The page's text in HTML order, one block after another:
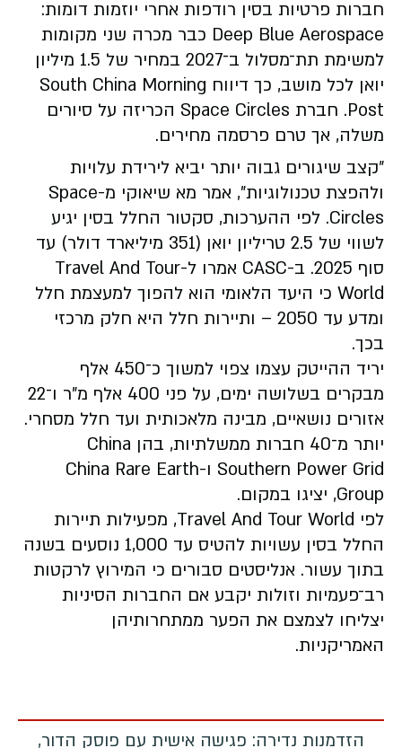
חברות פרטיות בסין רודפות אחרי יוזמות דומות:
Deep Blue Aerospace כבר מכרה שני מקומות
למשימת תת־מסלול ב־2027 במחיר של 1.5 מיליון
יואן לכל מושב, כך דיווח South China Morning
Post. חברת Space Circles הכריזה על סיורים
משלה, אך טרם פרסמה מחירים.
״קצב שיגורים גבוה יותר יביא לירידת עלויות
ולהפצת טכנולוגיות”, אמר מא שיאוקי מ-Space
Circles. לפי ההערכות, סקטור החלל בסין יגיע
לשווי של 2.5 טריליון יואן (351 מיליארד דולר) עד
סוף 2025. ב-CASC אמרו ל-Travel And Tour
World כי היעד הלאומי הוא להפוך למעצמת חלל
ומדע עד 2050 – ותיירות חלל היא חלק מרכזי
בכך.
יריד ההייטק עצמו צפוי למשוך כ־450 אלף
מבקרים בשלושה ימים, על פני 400 אלף מ”ר ו־22
אזורים נושאיים, מבינה מלאכותית ועד חלל מסחרי.
יותר מ־40 חברות ממשלתיות, בהן China
Southern Power Grid ו-China Rare Earth
Group, יציגו במקום.
לפי Travel And Tour World, מפעילות תיירות
החלל בסין עשויות להטיס עד 1,000 נוסעים בשנה
בתוך עשור. אנליסטים סבורים כי המירוץ לרקטות
רב־פעמיות וזולות יקבע אם החברות הסיניות
יצליחו לצמצם את הפער ממתחרותיהן
האמריקניות.
הזדמנות נדירה: פגישה אישית עם פוסק הדור,